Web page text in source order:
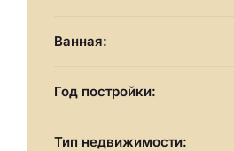
Ванная:
Год постройки:
Тип недвижимости: